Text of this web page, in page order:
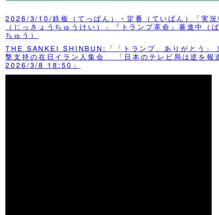
2026/3/10/鉄板（てっぱん）・定番（ていばん）「実況
（じっきょうちゅうけい）」『トランプ革命』驀進中（
ちゅう）
THE SANKEI SHINBUN:「「トランプ、ありがとう」
撃支持の在日イラン人集会 「日本のテレビ局は逆を報
2026/3/8 18:50」